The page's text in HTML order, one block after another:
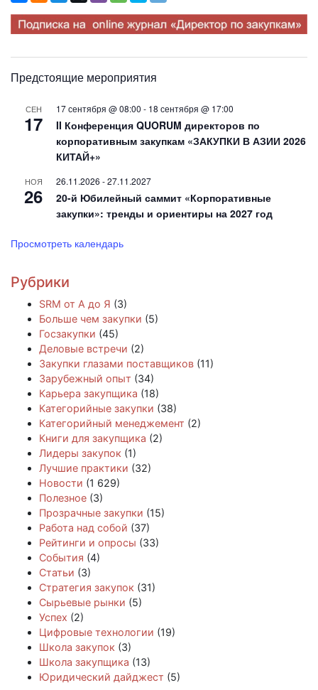
Предстоящие мероприятия
СЕН
17
17 сентября @ 08:00 - 18 сентября @ 17:00
II Конференция QUORUM директоров по
корпоративным закупкам «ЗАКУПКИ В АЗИИ 2026
КИТАЙ+»
НОЯ
26
26.11.2026 -27.11.2027
20-й Юбилейный саммит «Корпоративные
закупки»: тренды и ориентиры на 2027 год
Просмотреть календарь
Рубрики
SRM от А до Я (3)
Больше чем закупки (5)
Госзакупки (45)
Деловые встречи (2)
Закупки глазами поставщиков (11)
Зарубежный опыт (34)
Карьера закупщика (18)
Категорийные закупки (38)
Категорийный менеджемент (2)
Книги для закупщика (2)
Лидеры закупок (1)
Лучшие практики (32)
Новости (1 629)
Полезное (3)
Прозрачные закупки (15)
Работа над собой (37)
Рейтинги и опросы (33)
События (4)
Статьи (3)
Стратегия закупок (31)
Сырьевые рынки (5)
Успех (2)
Цифровые технологии (19)
Школа закупок (3)
Школа закупщика (13)
Юридический дайджест (5)